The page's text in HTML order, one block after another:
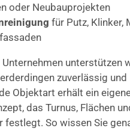
oder Neubauprojekten
für Putz, Klinker,
unterstützen
zuverlässig und
Objektart erhält ein
das Turnus, Flächen
festlegt. So wissen Sie